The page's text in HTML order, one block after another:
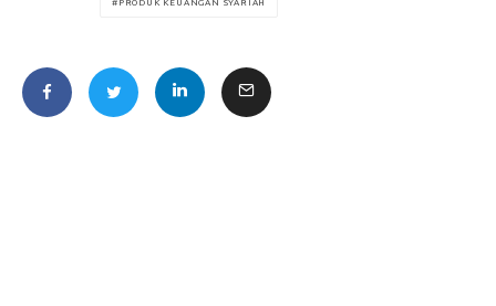
PRODUK KEUANGAN SYARIAH